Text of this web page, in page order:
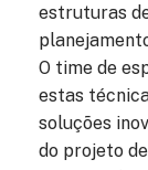
estruturas
O time de
estas
soluções
do projeto